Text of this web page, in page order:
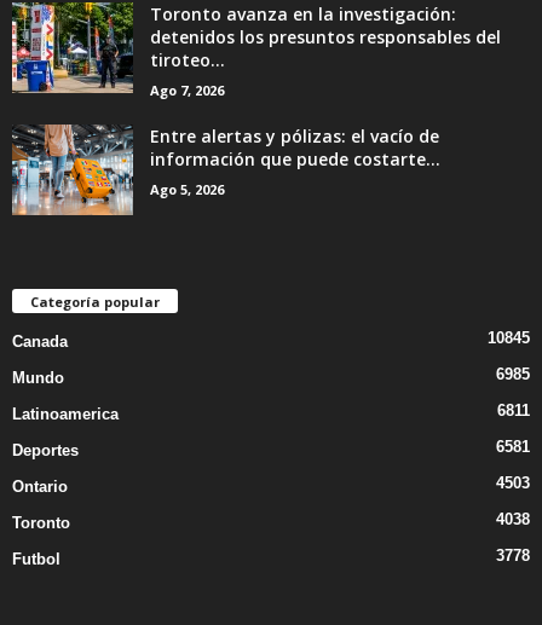
Toronto avanza en la investigación:
detenidos los presuntos responsables del
tiroteo...
Ago 7, 2026
Entre alertas y pólizas: el vacío de
información que puede costarte...
Ago 5, 2026
Categoría popular
Canada 10845
Mundo 6985
Latinoamerica 6811
Deportes 6581
Ontario 4503
Toronto 4038
Futbol 3778